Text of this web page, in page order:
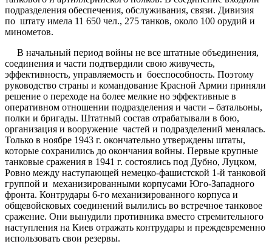
подразделения обеспечения, обслуживания, связи. Дивизия
по штату имела 11 650 чел., 275 танков, около 100 орудий и
минометов.
В начальный период войны не все штатные объединения,
соединения и части подтвердили свою живучесть,
эффективность, управляемость и боеспособность. Поэтому
руководство страны и командование Красной Армии приняли
решение о переходе на более мелкие но эффективные в
оперативном отношении подразделения и части – батальоны,
полки и бригады. Штатный состав отрабатывали в бою,
организация и вооружение частей и подразделений менялась.
Только в ноябре 1943 г. окончательно утверждены штаты,
которые сохранились до окончания войны. Первые крупные
танковые сражения в 1941 г. состоялись под Дубно, Луцком,
Ровно между наступающей немецко-фашистской 1-й танковой
группой и механизированными корпусами Юго-Западного
фронта. Контрудары 6-го механизированного корпуса и
общевойсковых соединений вылились во встречное танковое
сражение. Они вынудили противника вместо стремительного
наступления на Киев отражать контрудары и преждевременно
использовать свои резервы.